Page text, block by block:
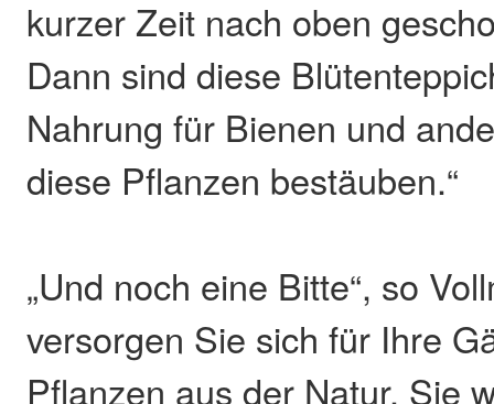
kurzer Zeit nach oben
Dann sind diese
Nahrung für Bienen und
diese Pflanzen bestäuben.“
„Und noch eine Bitte“, so
versorgen Sie sich für Ihre
Pflanzen aus der Natur. Sie